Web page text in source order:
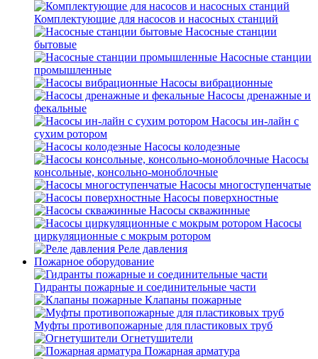
Комплектующие для насосов и насосных станций
Насосные станции
бытовые
Насосные станции
промышленные
Насосы вибрационные
Насосы дренажные и
фекальные
Насосы ин-лайн с
сухим ротором
Насосы колодезные
Насосы
консольные, консольно-моноблочные
Насосы многоступенчатые
Насосы поверхностные
Насосы скважинные
Насосы
циркуляционные с мокрым ротором
Реле давления
Пожарное оборудование
Гидранты пожарные и соединительные части
Клапаны пожарные
Муфты противопожарные для пластиковых труб
Огнетушители
Пожарная арматура